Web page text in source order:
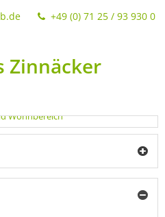
+49 (0) 71 25 / 93 930 0
Zinnäcker